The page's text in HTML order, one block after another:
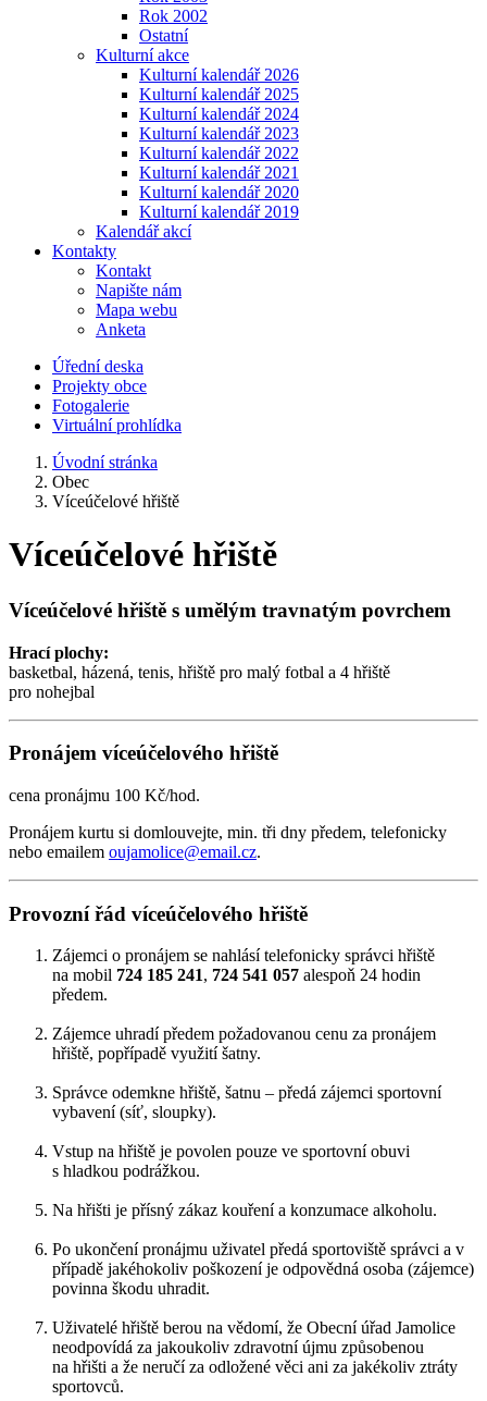
Rok 2002
Ostatní
Kulturní akce
Kulturní kalendář 2026
Kulturní kalendář 2025
Kulturní kalendář 2024
Kulturní kalendář 2023
Kulturní kalendář 2022
Kulturní kalendář 2021
Kulturní kalendář 2020
Kulturní kalendář 2019
Kalendář akcí
Kontakty
Kontakt
Napište nám
Mapa webu
Anketa
Úřední deska
Projekty obce
Fotogalerie
Virtuální prohlídka
Úvodní stránka
Obec
Víceúčelové hřiště
Víceúčelové hřiště
Víceúčelové hřiště s umělým travnatým povrchem
Hrací plochy:
basketbal, házená, tenis, hřiště pro malý fotbal a 4 hřiště
pro nohejbal
Pronájem víceúčelového hřiště
cena pronájmu 100 Kč/hod.
Pronájem kurtu si domlouvejte, min. tři dny předem, telefonicky
nebo emailem oujamolice@email.cz.
Provozní řád víceúčelového hřiště
Zájemci o pronájem se nahlásí telefonicky správci hřiště
na mobil 724 185 241, 724 541 057 alespoň 24 hodin
předem.
Zájemce uhradí předem požadovanou cenu za pronájem
hřiště, popřípadě využití šatny.
Správce odemkne hřiště, šatnu – předá zájemci sportovní
vybavení (síť, sloupky).
Vstup na hřiště je povolen pouze ve sportovní obuvi
s hladkou podrážkou.
Na hřišti je přísný zákaz kouření a konzumace alkoholu.
Po ukončení pronájmu uživatel předá sportoviště správci a v
případě jakéhokoliv poškození je odpovědná osoba (zájemce)
povinna škodu uhradit.
Uživatelé hřiště berou na vědomí, že Obecní úřad Jamolice
neodpovídá za jakoukoliv zdravotní újmu způsobenou
na hřišti a že neručí za odložené věci ani za jakékoliv ztráty
sportovců.